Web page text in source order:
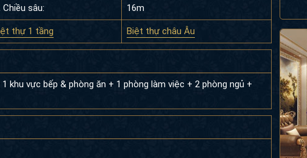
Chiều sâu: 16m
thự 1 tầng Biệt thự châu Âu
khu vực bếp & phòng ăn + 1 phòng làm việc + 2 phòng ngủ +